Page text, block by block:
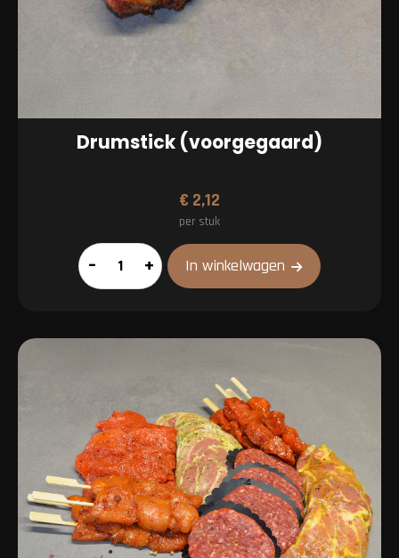
Drumstick (voorgegaard)
€ 2,12
per stuk
Drumstick
(voorgegaard)
– + In winkelwagen